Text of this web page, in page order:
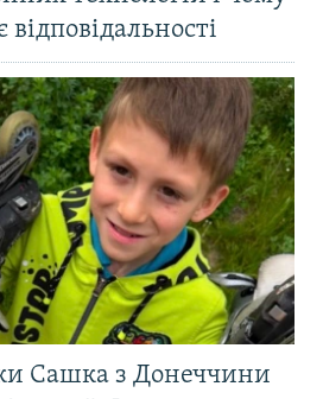
Сашка з Донеччини